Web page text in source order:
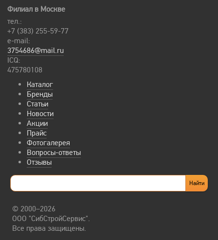
Филиал в Москве
тел.:
+7 (383) 255-59-77
e-mail:
3754686@mail.ru
ICQ:
475780108
Каталог
Бренды
Статьи
Новости
Акции
Прайс
Фотогалерея
Вопросы-ответы
Отзывы
© 2000–2026
ООО "СибСтройСервис".
Все права защищены.